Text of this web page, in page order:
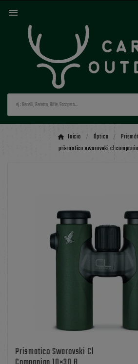

Inicio Óptica
prismatico swarovski cl
Prismatico Swarovski Cl